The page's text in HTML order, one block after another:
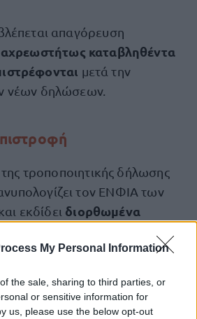
My Personal Information
the sale, sharing to third parties, or
or sensitive information for
us, please use the below opt-out
απαγόρευση
καταβληθέντα
μετά την
νέων δηλώσεων.
τροποποιητικής δήλωσης
τον ΕΝΦΙΑ των
εκδίδει διορθωμένα
να οφείλονται, ταποσά
στον τραπεζικό